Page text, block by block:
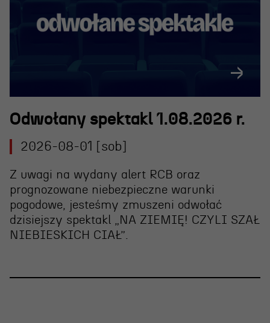
Odwołany spektakl 1.08.2026 r.
2026-08-01 [sob]
Z uwagi na wydany alert RCB oraz
prognozowane niebezpieczne warunki
pogodowe, jesteśmy zmuszeni odwołać
dzisiejszy spektakl „NA ZIEMIĘ! CZYLI SZAŁ
NIEBIESKICH CIAŁ”.